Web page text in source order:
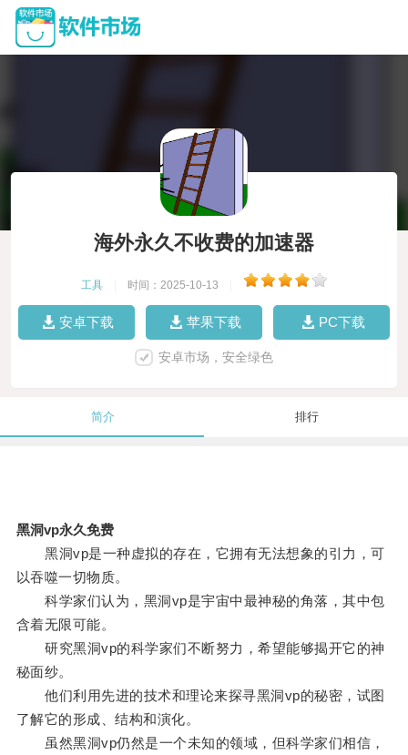
海外永久不收费的加速器
工具 时间：2025-10-13
安卓下载 苹果下载 PC下载
安卓市场，安全绿色
简介 排行
黑洞vp永久免费
黑洞vp是一种虚拟的存在，它拥有无法想象的引力，可
以吞噬一切物质。
科学家们认为，黑洞vp是宇宙中最神秘的角落，其中包
含着无限可能。
研究黑洞vp的科学家们不断努力，希望能够揭开它的神
秘面纱。
他们利用先进的技术和理论来探寻黑洞vp的秘密，试图
了解它的形成、结构和演化。
虽然黑洞vp仍然是一个未知的领域，但科学家们相信，